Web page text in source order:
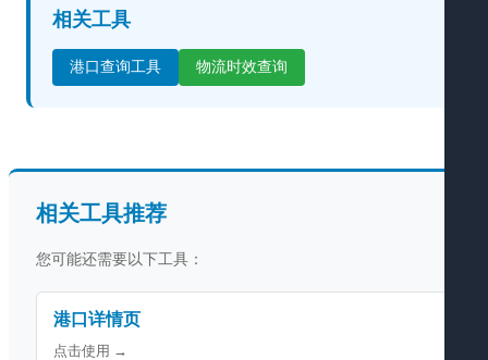
相关工具
港口查询工具 物流时效查询
相关工具推荐
您可能还需要以下工具：
港口详情页
点击使用 →